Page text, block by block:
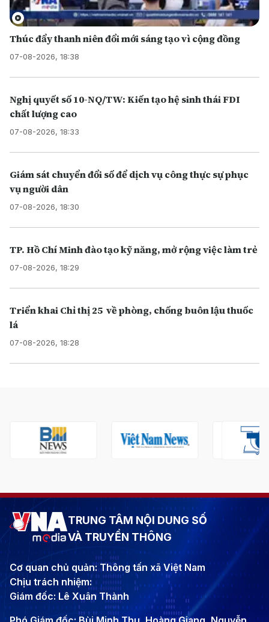
Thúc đẩy thanh niên đổi mới sáng tạo vì cộng đồng
07-08-2026, 18:38
Nghị quyết số 10-NQ/TW: Kiến tạo hệ sinh thái FDI
chất lượng cao
07-08-2026, 18:33
Giám sát chuyển đổi số để dịch vụ công thực sự phục
vụ người dân
07-08-2026, 18:30
TP. Hồ Chí Minh đào tạo kỹ năng, mở rộng việc làm trẻ
07-08-2026, 18:29
Triển khai Chỉ thị 25 về phòng, chống buôn lậu thuốc
lá
07-08-2026, 18:28
TRUNG TÂM NỘI DUNG SỐ
VÀ TRUYỀN THÔNG
Cơ quan chủ quản: Thông tấn xã Việt Nam
Chịu trách nhiệm:
Giám đốc: Lê Xuân Thành